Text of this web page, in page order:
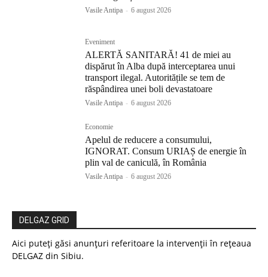
Vasile Antipa - 6 august 2026
Eveniment
ALERTĂ SANITARĂ! 41 de miei au
dispărut în Alba după interceptarea unui
transport ilegal. Autoritățile se tem de
răspândirea unei boli devastatoare
Vasile Antipa - 6 august 2026
Economie
Apelul de reducere a consumului,
IGNORAT. Consum URIAȘ de energie în
plin val de caniculă, în România
Vasile Antipa - 6 august 2026
DELGAZ GRID
Aici puteți găsi anunțuri referitoare la intervenții în rețeaua
DELGAZ din Sibiu.